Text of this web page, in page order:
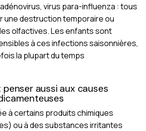
virus para-influenza : tous
une destruction temporaire ou
olfactives. Les enfants sont
à ces infections saisonnières,
la plupart du temps
aussi aux causes
à certains produits chimiques
ou à des substances irritantes